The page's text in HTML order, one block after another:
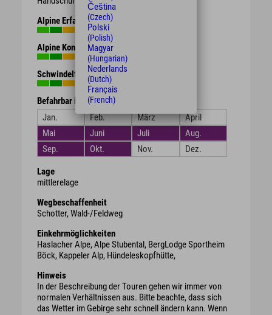
Alpine Erfahrung
Alpine Kondition
Schwindelfreiheit
Befahrbar in den Monaten
Jan.
Feb. März
April
Mai
Juni Juli
Aug.
Sep.
Okt. Nov. Dez.
Lage
mittlerelage
Wegbeschaffenheit
Schotter, Wald-/Feldweg
Einkehrmöglichkeiten
Haslacher Alpe, Alpe Stubental, BergLodge Sportheim
Böck, Kappeler Alp, Hündeleskopfhütte,
Hinweis
In der Beschreibung der Touren gehen wir immer von
normalen Verhältnissen aus. Bitte beachte, dass sich
das Wetter im Gebirge sehr schnell ändern kann. Wenn
Čeština
(Czech)
Polski
(Polish)
Magyar
(Hungarian)
Nederlands
(Dutch)
Français
(French)